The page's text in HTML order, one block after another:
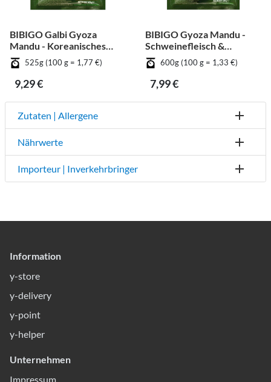
BIBIGO Galbi Gyoza
Mandu - Koreanisches
BBQ525g (100 g = 1,77 €)
9,29 €
BIBIGO Gyoza Mandu -
Schweinefleisch &
Gemüse600g (100 g = 1,33 €)
7,99 €
Zutaten | Allergene
Nährwerte
Importeur | Inverkehrbringer
Information
y-store
y-delivery
y-point
y-helper
Unternehmen
Impressum